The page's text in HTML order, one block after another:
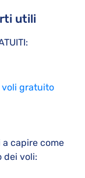
utili
voli gratuito
capire come
dei voli: